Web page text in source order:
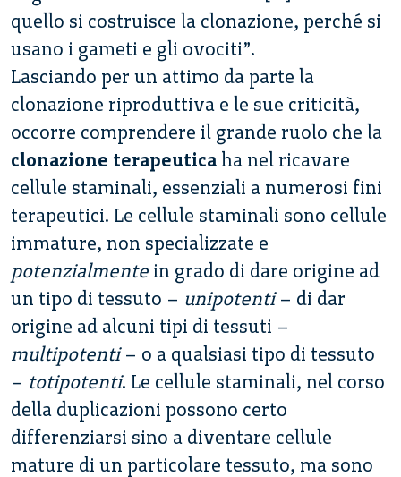
quello si costruisce la clonazione, perché si
usano i gameti e gli ovociti”.
Lasciando per un attimo da parte la
clonazione riproduttiva e le sue criticità,
occorre comprendere il grande ruolo che la
clonazione terapeutica ha nel ricavare
cellule staminali, essenziali a numerosi fini
terapeutici. Le cellule staminali sono cellule
immature, non specializzate e
potenzialmente in grado di dare origine ad
un tipo di tessuto – unipotenti – di dar
origine ad alcuni tipi di tessuti –
multipotenti – o a qualsiasi tipo di tessuto
– totipotenti. Le cellule staminali, nel corso
della duplicazioni possono certo
differenziarsi sino a diventare cellule
mature di un particolare tessuto, ma sono